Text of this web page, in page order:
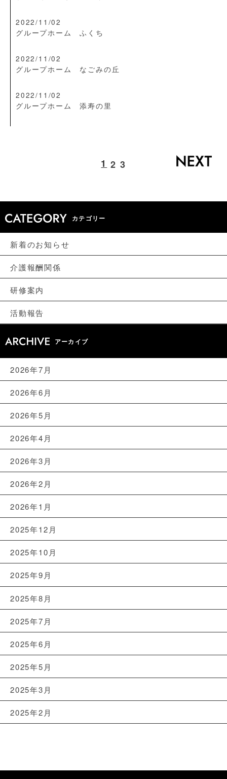
2022/11/02
グループホーム ふくち
2022/11/02
グループホーム なごみの丘
2022/11/02
グループホーム 添寿の里
1 2 3
カテゴリー
新着のお知らせ
介護報酬関係
研修案内
活動報告
アーカイブ
2026年7月
2026年6月
2026年5月
2026年4月
2026年3月
2026年2月
2026年1月
2025年12月
2025年10月
2025年9月
2025年8月
2025年7月
2025年6月
2025年5月
2025年3月
2025年2月